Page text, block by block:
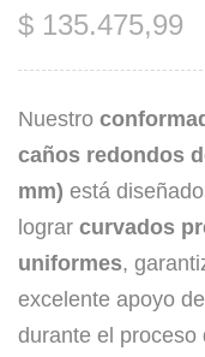
$ 135.475,99
Nuestro
caños redondos
mm) está
lograr curvados
uniformes,
excelente apoyo
durante el proceso